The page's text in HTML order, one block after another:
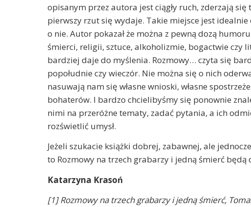
opisanym przez autora jest ciągły ruch, zderzają
pierwszy rzut się wydaje. Takie miejsce jest
o nie. Autor pokazał że można z pewną dozą
śmierci, religii, sztuce, alkoholizmie, bogactwie czy
bardziej daje do myślenia. Rozmowy… czyta się
popołudnie czy wieczór. Nie można się o nich
nasuwają nam się własne wnioski, własne
bohaterów. I bardzo chcielibyśmy się ponownie
nimi na przeróżne tematy, zadać pytania, a ich
rozświetlić umysł.
Jeżeli szukacie książki dobrej, zabawnej, ale
to Rozmowy na trzech grabarzy i jedną śmierć będą
Katarzyna Krasoń
[1] Rozmowy na trzech grabarzy i jedną śmierć,